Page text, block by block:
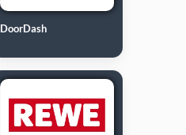
DoorDash